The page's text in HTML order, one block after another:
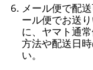
メール便で配
ール便でお送
に、ヤマト通
方法や配送日
い。